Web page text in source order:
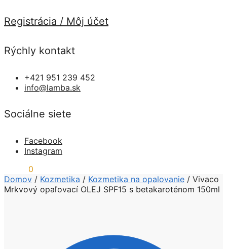
Registrácia / Môj účet
Rýchly kontakt
+421 951 239 452
info@lamba.sk
Sociálne siete
Facebook
Instagram
0
Domov / Kozmetika / Kozmetika na opalovanie / Vivaco
Mrkvový opaľovací OLEJ SPF15 s betakaroténom 150ml